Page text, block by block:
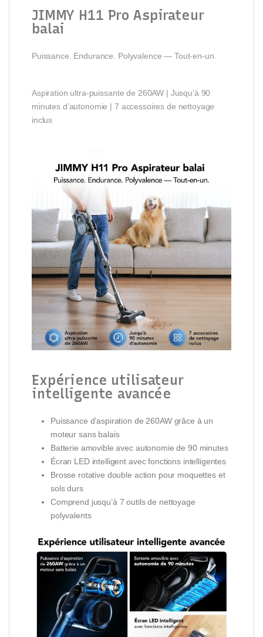
JIMMY H11 Pro Aspirateur
balai
Puissance. Endurance. Polyvalence — Tout-en-un.
Aspiration ultra-puissante de 260AW | Jusqu’à 90
minutes d’autonomie | 7 accessoires de nettoyage
inclus
Expérience utilisateur
intelligente avancée
Puissance d’aspiration de 260AW grâce à un
moteur sans balais
Batterie amovible avec autonomie de 90 minutes
Écran LED intelligent avec fonctions intelligentes
Brosse rotative double action pour moquettes et
sols durs
Comprend jusqu’à 7 outils de nettoyage
polyvalents